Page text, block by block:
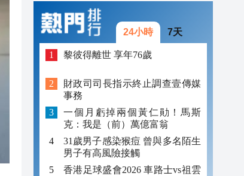
24小時 7天
黎彼得離世 享年76歲
財政司司長指示終止調查壹傳媒
事務
一個月虧掉兩個黃仁勛！馬斯
克：我是（前）萬億富翁
31歲男子感染猴痘 曾與多名陌生
男子有高風險接觸
香港足球盛會2026 車路士vs祖雲